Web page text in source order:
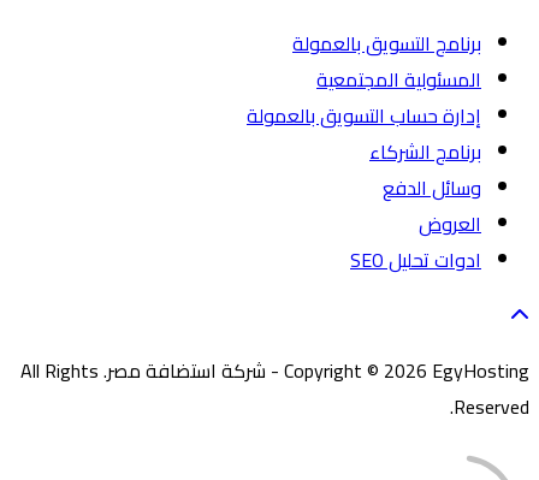
برنامج التسويق بالعمولة
المسئولية المجتمعية
إدارة حساب التسويق بالعمولة
برنامج الشركاء
وسائل الدفع
العروض
ادوات تحليل SEO
Copyright © 2026 EgyHosting - شركة استضافة مصر. All Rights
Reserved.